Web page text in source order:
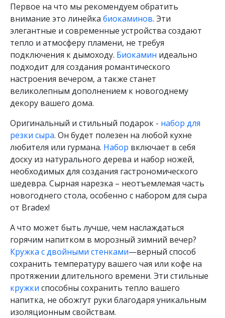
Первое на что мы рекомендуем обратить
внимание это линейка биокаминов. Эти
элегантные и современные устройства создают
тепло и атмосферу пламени, не требуя
подключения к дымоходу. Биокамин идеально
подходит для создания романтического
настроения вечером, а также станет
великолепным дополнением к новогоднему
декору вашего дома.
Оригинальный и стильный подарок - набор для
резки сыра. Он будет полезен на любой кухне
любителя или гурмана. Набор включает в себя
доску из натурального дерева и набор ножей,
необходимых для создания гастрономического
шедевра. Сырная нарезка – неотъемлемая часть
новогоднего стола, особенно с набором для сыра
от Bradex!
А что может быть лучше, чем наслаждаться
горячим напитком в морозный зимний вечер?
Кружка с двойными стенками—верный способ
сохранить температуру вашего чая или кофе на
протяжении длительного времени. Эти стильные
кружки способны сохранить тепло вашего
напитка, не обожгут руки благодаря уникальным
изоляционным свойствам.